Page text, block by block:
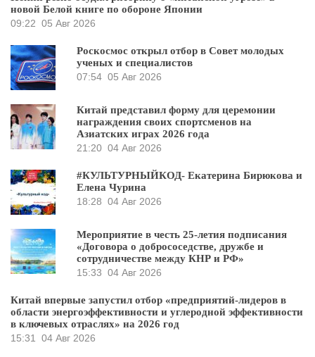
новой Белой книге по обороне Японии
09:22 05 Авг 2026
Роскосмос открыл отбор в Совет молодых
ученых и специалистов
07:54 05 Авг 2026
Китай представил форму для церемонии
награждения своих спортсменов на
Азиатских играх 2026 года
21:20 04 Авг 2026
#КУЛЬТУРНЫЙКОД- Екатерина Бирюкова и
Елена Чурина
18:28 04 Авг 2026
Мероприятие в честь 25-летия подписания
«Договора о добрососедстве, дружбе и
сотрудничестве между КНР и РФ»
15:33 04 Авг 2026
Китай впервые запустил отбор «предприятий-лидеров в
области энергоэффективности и углеродной эффективности
в ключевых отраслях» на 2026 год
15:31
04 Авг 2026